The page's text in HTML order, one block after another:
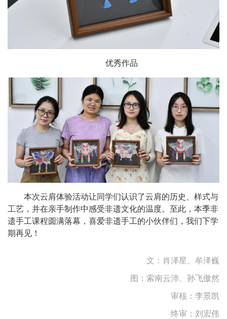
优秀作品
本次云肩体验活动让同学们认识了云肩的历史、样式与
工艺，并在亲手制作中感受非遗文化的温度。 至此，本季非
遗手工课程圆满落幕，喜爱非遗手工的小伙伴们，我们下学
期再见！
文：肖泽星、牟泽巍
图：索南云沛、孙飞傲然
审核： 李景凯
终审：刘宏伟